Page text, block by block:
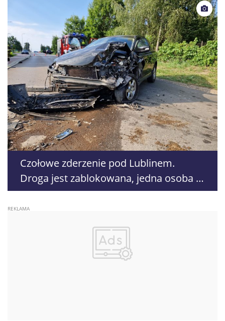
Czołowe zderzenie pod Lublinem.
Droga jest zablokowana, jedna osoba w
szpitalu